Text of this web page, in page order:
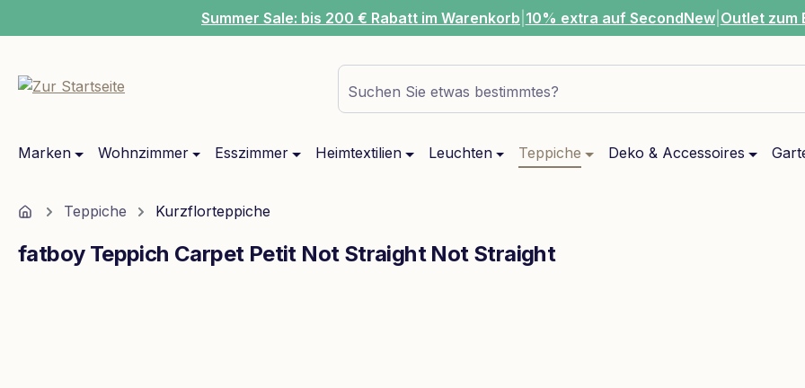
Zur Hauptnavigation springenSummer Sale: bis 200 € Rabatt im Warenkorb 10% extra auf SecondNew Outlet zum
Suchen Sie etwas bestimmtes?
Marken Wohnzimmer Esszimmer Heimtextilien Leuchten Teppiche Deko & Accessoires
HomeTeppiche Kurzflorteppiche
fatboy Teppich Carpet Petit Not Straight Not Straight